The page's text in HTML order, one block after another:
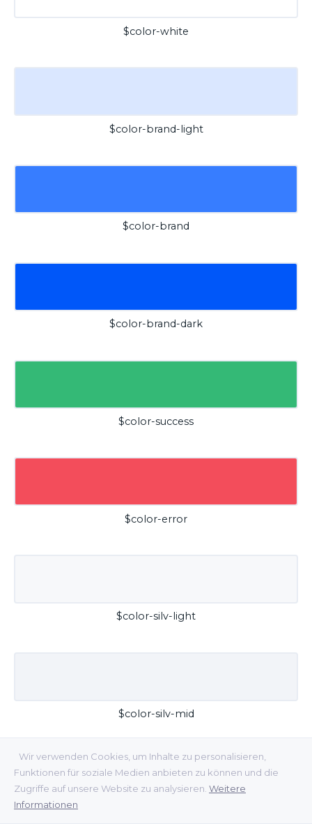
Wir verwenden Cookies, um Inhalte zu personalisieren,
Funktionen für soziale Medien anbieten zu können und die
Zugriffe auf unsere Website zu analysieren. Weitere
Informationen
$color-white
$color-brand-light
$color-brand
$color-brand-dark
$color-success
$color-error
$color-silv-light
$color-silv-mid